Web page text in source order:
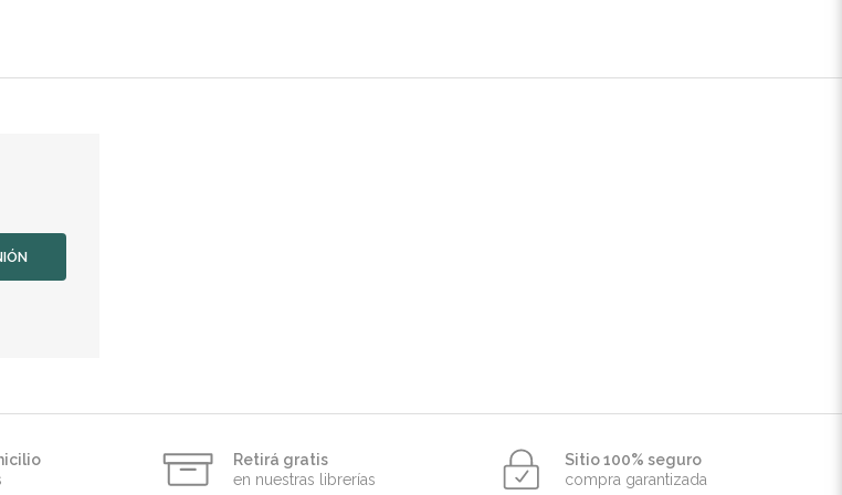
Retirá gratis
en nuestras librerías
Sitio 100% seguro
compra garantizada